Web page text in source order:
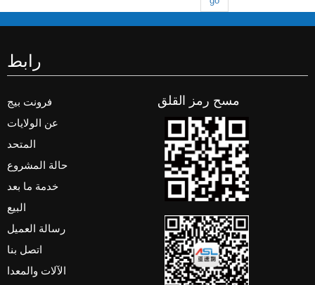
رابط
فرونت بيج
عن الولايات
المتحد
حالة المشروع
خدمة ما بعد
البيع
رسالة العميل
اتصل بنا
الآلات والمعدا
مسح رمز القلق